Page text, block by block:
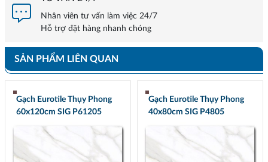
Nhân viên tư vấn làm việc 24/7
Hỗ trợ đặt hàng nhanh chóng
SẢN PHẨM LIÊN QUAN
Gạch Eurotile Thụy Phong
60x120cm SIG P61205
Gạch Eurotile Thụy Phong
40x80cm SIG P4805